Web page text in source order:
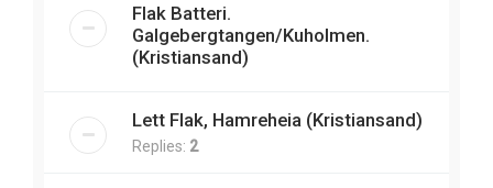
Flak Batteri.
Galgebergtangen/Kuholmen.
(Kristiansand)
Lett Flak, Hamreheia (Kristiansand)
Replies: 2